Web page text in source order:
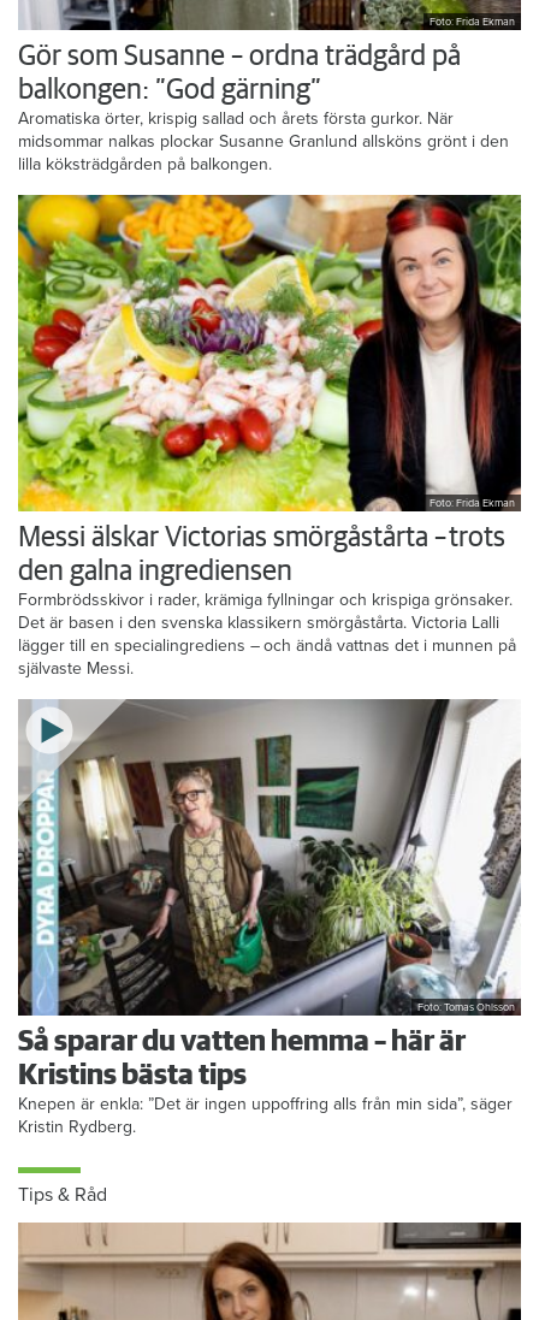
Foto: Frida Ekman
Gör som Susanne – ordna trädgård på
balkongen: ”God gärning”
Aromatiska örter, krispig sallad och årets första gurkor. När
midsommar nalkas plockar Susanne Granlund allsköns grönt i den
lilla köksträdgården på balkongen.
Foto: Frida Ekman
Messi älskar Victorias smörgåstårta – trots
den galna ingrediensen
Formbrödsskivor i rader, krämiga fyllningar och krispiga grönsaker.
Det är basen i den svenska klassikern smörgåstårta. Victoria Lalli
lägger till en specialingrediens – och ändå vattnas det i munnen på
självaste Messi.
Foto: Tomas Ohlsson
Så sparar du vatten hemma – här är
Kristins bästa tips
Knepen är enkla: ”Det är ingen uppoffring alls från min sida”, säger
Kristin Rydberg.
Tips & Råd